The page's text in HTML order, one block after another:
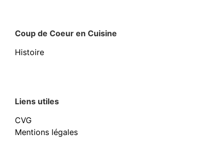
Coup de Coeur en Cuisine
Histoire
Liens utiles
CVG
Mentions légales